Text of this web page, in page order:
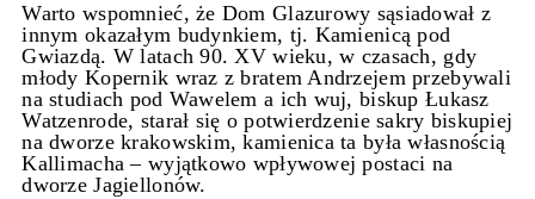
Warto wspomnieć, że Dom Glazurowy sąsiadował z
innym okazałym budynkiem, tj. Kamienicą pod
Gwiazdą. W latach 90. XV wieku, w czasach, gdy
młody Kopernik wraz z bratem Andrzejem przebywali
na studiach pod Wawelem a ich wuj, biskup Łukasz
Watzenrode, starał się o potwierdzenie sakry biskupiej
na dworze krakowskim, kamienica ta była własnością
Kallimacha – wyjątkowo wpływowej postaci na
dworze Jagiellonów.